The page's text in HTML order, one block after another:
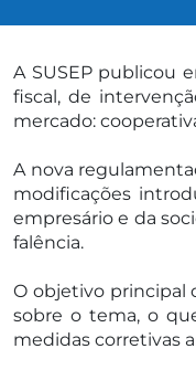
A SUSEP publicou
fiscal, de
mercado:
A nova
modificações
empresário e da
falência.
O objetivo principal
sobre o tema, o
medidas corretivas